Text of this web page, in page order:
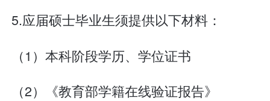
5.应届硕士毕业生须提供以下材料：
（1）本科阶段学历、学位证书
（2）《教育部学籍在线验证报告》